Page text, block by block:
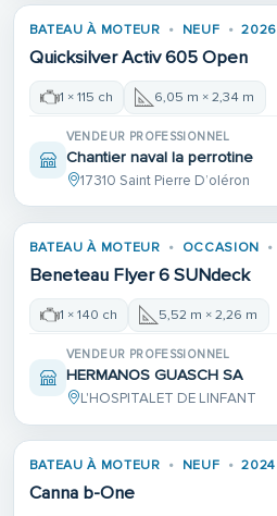
BATEAU À MOTEUR NEUF 2026
Quicksilver Activ 605 Open
1 × 115 ch 6,05 m × 2,34 m
VENDEUR PROFESSIONNEL
Chantier naval la perrotine
17310 Saint Pierre D’oléron
BATEAU À MOTEUR OCCASION
Beneteau Flyer 6 SUNdeck
1 × 140 ch 5,52 m × 2,26 m
VENDEUR PROFESSIONNEL
HERMANOS GUASCH SA
L'HOSPITALET DE LINFANT
BATEAU À MOTEUR NEUF 2024
Canna b-One